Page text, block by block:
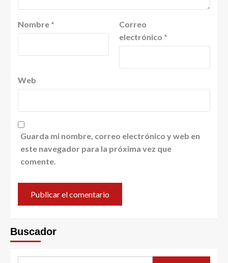
Nombre *
Correo
electrónico *
Web
Guarda mi nombre, correo electrónico y web en
este navegador para la próxima vez que
comente.
Buscador